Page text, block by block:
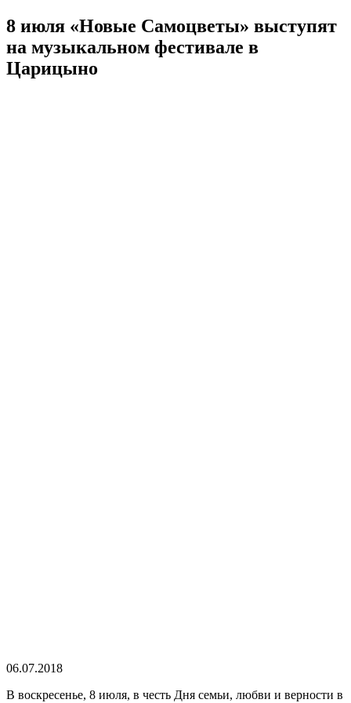
8 июля «Новые Самоцветы» выступят
на музыкальном фестивале в
Царицыно
06.07.2018
В воскресенье, 8 июля, в честь Дня семьи, любви и верности в